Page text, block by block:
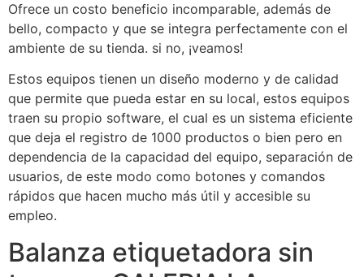
Ofrece un costo beneficio incomparable, además de
bello, compacto y que se integra perfectamente con el
ambiente de su tienda. si no, ¡veamos!
Estos equipos tienen un diseño moderno y de calidad
que permite que pueda estar en su local, estos equipos
traen su propio software, el cual es un sistema eficiente
que deja el registro de 1000 productos o bien pero en
dependencia de la capacidad del equipo, separación de
usuarios, de este modo como botones y comandos
rápidos que hacen mucho más útil y accesible su
empleo.
Balanza etiquetadora sin